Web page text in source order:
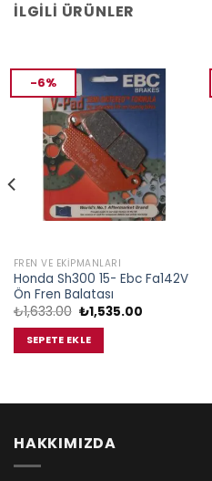
İLGILI ÜRÜNLER
-6%
FREN VE EKIPMANLARI
Honda Sh300 15- Ebc Fa142V
Ön Fren Balatası
₺1,633.00 Orijinal
fiyat:
₺1,633.00.
₺1,535.00Şu
SEPETE EKLE
HAKKIMIZDA